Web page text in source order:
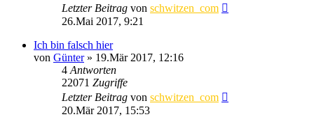
Letzter Beitrag von schwitzen_com
26.Mai 2017, 9:21
Ich bin falsch hier
von Günter» 19.Mär 2017, 12:16
4 Antworten
22071 Zugriffe
Letzter Beitrag von schwitzen_com
20.Mär 2017, 15:53